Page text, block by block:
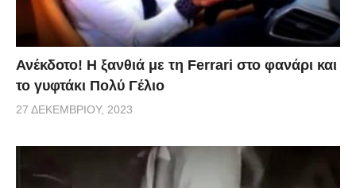
Ανέκδοτο! Η ξανθιά με τη Ferrari στο φανάρι και
το γυφτάκι Πολύ Γέλιο
27 ΔΕΚΕΜΒΡΊΟΥ, 2023